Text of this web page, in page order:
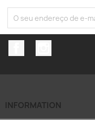
INFORMATION